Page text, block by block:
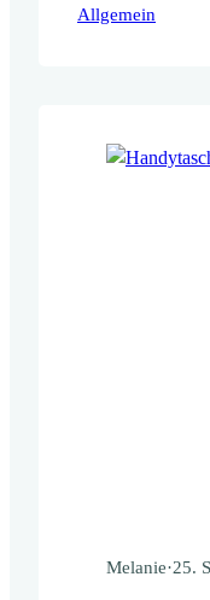
von Anfang
beflockte
Allgemein
Melanie·25.